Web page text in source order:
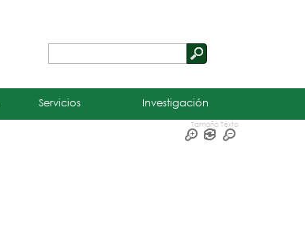
de
Servicios Investigación
Tamaño Texto